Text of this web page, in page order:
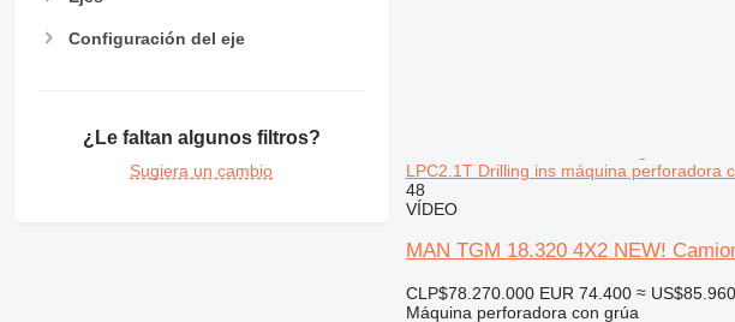
Configuración del eje
¿Le faltan algunos filtros?
Sugiera un cambio
LPC2.1T Drilling ins máquina perforadora
48
VÍDEO
MAN TGM 18.320 4X2 NEW!
CLP$78.270.000 EUR 74.400 ≈ US$85.960
Máquina perforadora con grúa